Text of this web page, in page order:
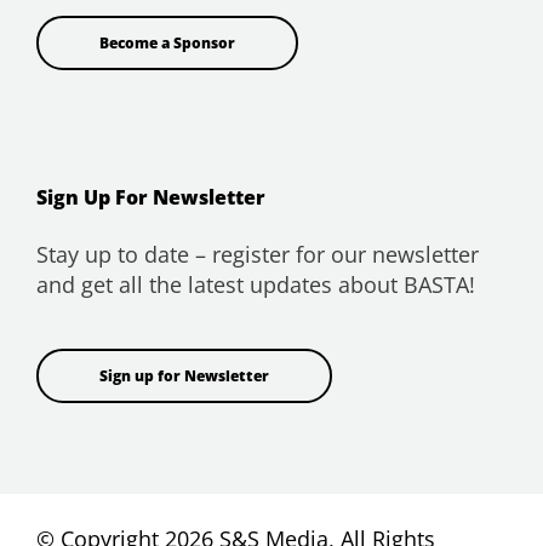
Become a Sponsor
Sign Up For Newsletter
Stay up to date – register for our newsletter
and get all the latest updates about BASTA!
Sign up for Newsletter
© Copyright 2026 S&S Media, All Rights